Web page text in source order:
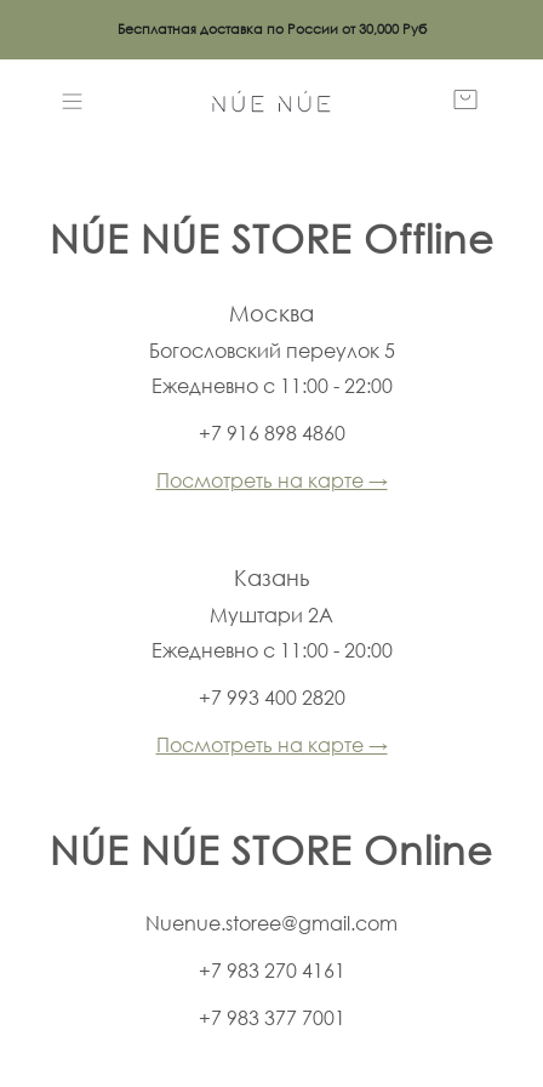
Бесплатная доставка по России от 30,000 Руб
NÚE NÚESTORE Offline
Москва
Богословский переулок 5
Ежедневно с 11:00 - 22:00
+7 916 898 4860
Посмотреть на карте →
Казань
Муштари 2А
Ежедневно с 11:00 - 20:00
+7 993 400 2820
Посмотреть на карте →
NÚE NÚE STORE Online
Nuenue.storee@gmail.com
+7 983 270 4161
+7 983 377 7001